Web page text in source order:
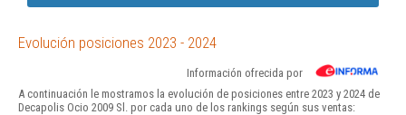
Evolución posiciones 2023 - 2024
Información ofrecida por
A continuación le mostramos la evolución de posiciones entre 2023 y 2024 de
Decapolis Ocio 2009 Sl. por cada uno de los rankings según sus ventas: